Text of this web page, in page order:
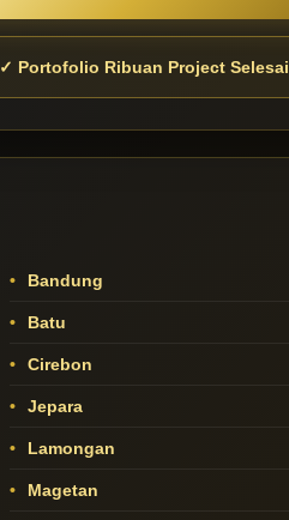
✓ Portofolio Ribuan Project Selesai
Bandung
Batu
Cirebon
Jepara
Lamongan
Magetan